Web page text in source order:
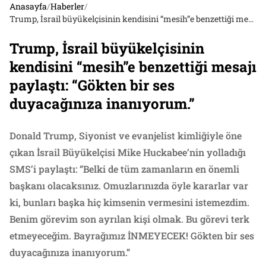
Anasayfa/Haberler/
Trump, İsrail büyükelçisinin kendisini “mesih”e benzettiği mesajı paylaştı: “Gökten bir ses duyacağınıza inanıyorum.”
Trump, İsrail büyükelçisinin
kendisini “mesih”e benzettiği mesajı
paylaştı: “Gökten bir ses
duyacağınıza inanıyorum.”
Donald Trump, Siyonist ve evanjelist kimliğiyle öne
çıkan İsrail Büyükelçisi Mike Huckabee’nin yolladığı
SMS’i paylaştı: “Belki de tüm zamanların en önemli
başkanı olacaksınız. Omuzlarınızda öyle kararlar var
ki, bunları başka hiç kimsenin vermesini istemezdim.
Benim görevim son ayrılan kişi olmak. Bu görevi terk
etmeyeceğim. Bayrağımız İNMEYECEK! Gökten bir ses
duyacağınıza inanıyorum.”